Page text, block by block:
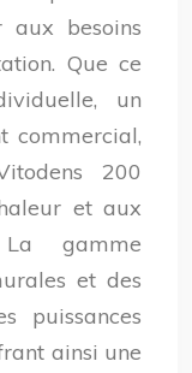
aux besoins
Que ce
un
commercial,
200
et aux
La gamme
et des
puissances
ainsi une